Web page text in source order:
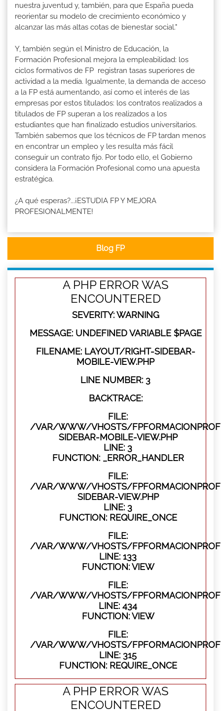
nuestra juventud y, también, para que España pueda
reorientar su modelo de crecimiento económico y
alcanzar las más altas cotas de bienestar social."
Y, también según el Ministro de Educación, la
Formación Profesional mejora la empleabilidad: los
ciclos formativos de FP registran tasas superiores de
actividad a la media. Igualmente, la demanda de acceso
a la FP está aumentando, así como el interés de las
empresas por estos titulados: los contratos realizados a
titulados de FP superan a los realizados a los
estudiantes que han finalizado estudios universitarios.
También sabemos que los técnicos de FP tardan menos
en encontrar un empleo y les resulta más fácil
conseguir un contrato fijo. Por todo ello, el Gobierno
considera la Formación Profesional como una apuesta
estratégica.
¿A qué esperas?...¡ESTUDIA FP Y MEJORA
PROFESIONALMENTE!
Blog FP
A PHP ERROR WAS
ENCOUNTERED
SEVERITY: WARNING
MESSAGE: UNDEFINED VARIABLE $PAGE
FILENAME: LAYOUT/RIGHT-SIDEBAR-
MOBILE-VIEW.PHP
LINE NUMBER: 3
BACKTRACE:
FILE:
/VAR/WWW/VHOSTS/
SIDEBAR-MOBILE-VIEW.PHP
LINE: 3
FUNCTION: _ERROR_HANDLER
FILE:
/VAR/WWW/VHOSTS/
SIDEBAR-VIEW.PHP
LINE: 3
FUNCTION: REQUIRE_ONCE
FILE:
/VAR/WWW/VHOSTS/
LINE: 133
FUNCTION: VIEW
FILE:
/VAR/WWW/VHOSTS/
LINE: 434
FUNCTION: VIEW
FILE:
/VAR/WWW/VHOSTS/
LINE: 315
FUNCTION: REQUIRE_ONCE
A PHP ERROR WAS
ENCOUNTERED